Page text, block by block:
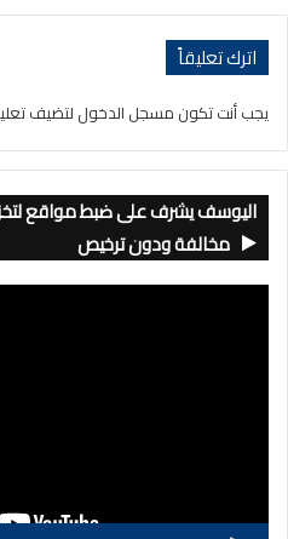
اترك تعليقاً
يجب أنت تكون مسجل الدخول لتضيف
اليوسف يشرف على ضبط مواقع
مخالفة ودون ترخيص